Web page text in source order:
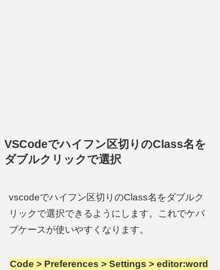
VSCodeでハイフン区切りのClass名を
ダブルクリックで選択
vscodeでハイフン区切りのClass名をダブルク
リックで選択できるようにします。これでケバ
ブケースが使いやすくなります。
Code > Preferences > Settings > editor:word